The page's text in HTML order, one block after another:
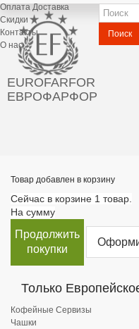
Оплата Доставка
Скидки
Контакты
О нас
EUROFARFOR
ЕВРОФАРФОР
Поиск
Товар добавлен в корзину
Сейчас в корзине 1 товар.
На сумму
Продолжить
покупки
Только
Кофейные Сервизы
Чашки